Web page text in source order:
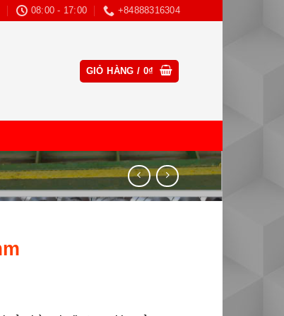
08:00 - 17:00 +84888316304
GIỎ HÀNG / 0₫
THIS